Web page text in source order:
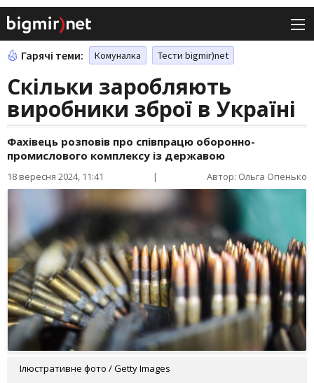
Гарячі теми: Комуналка Тести bigmir)net
Скільки заробляють
виробники зброї в Україні
Фахівець розповів про співпрацю оборонно-
промислового комплексу із державою
18 вересня 2024, 11:41 | Автор: Ольга Опенько
Ілюстративне фото / Getty Images